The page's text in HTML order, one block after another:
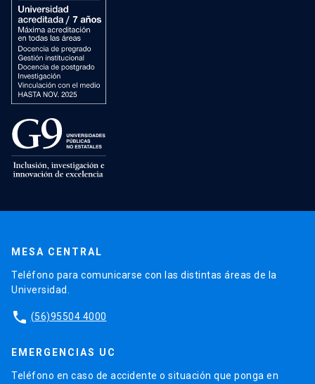
MESA CENTRAL
Teléfono para comunicarse con las distintas áreas de la
Universidad.
phone (56)95504 4000
EMERGENCIAS UC
Teléfono en caso de accidente o situación que ponga en